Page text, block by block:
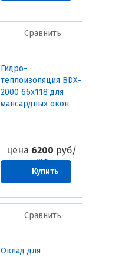
Сравнить
Гидро-
теплоизоляция BDX-
2000 66х118 для
мансардных окон
цена 6200 руб/
шт
Купить
Сравнить
Оклад для